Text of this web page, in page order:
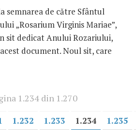
semnarea de către Sfântul
„Rosarium Virginis Mariae”,
sit dedicat Anului Rozariului,
document. Noul sit, care
1.234 din 1.270
1.232 1.233 1.234 1.235